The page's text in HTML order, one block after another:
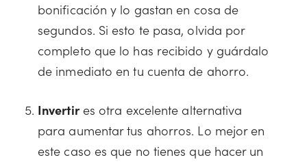
bonificación y lo gastan en cosa de
segundos. Si esto te pasa, olvida por
completo que lo has recibido y guárdalo
de inmediato en tu cuenta de ahorro.
Invertires otra excelente alternativa
para aumentar tus ahorros. Lo mejor en
este caso es que no tienes que hacer un